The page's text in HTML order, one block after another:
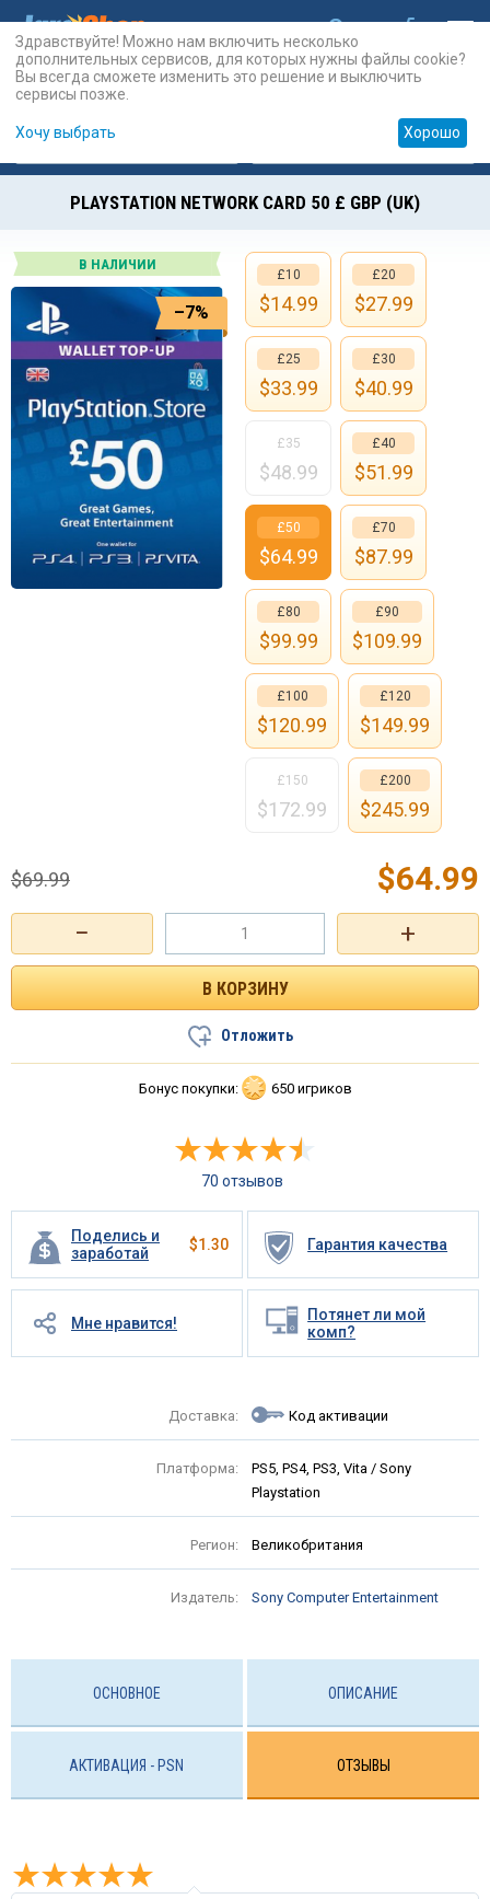
Карты Prepaid
PLAYSTATION NETWORK CARD 50 £ GBP (UK)
В НАЛИЧИИ
–7%
+
−
$64.99
$69.99
Отложить
Бонус покупки: 650 игриков
70 отзывов
Поделись и
заработай
$1.30 Гарантия качества
Мне нравится!
Потянет ли мой
комп?
Доставка: Код активации
Платформа:
PS5, PS4, PS3, Vita / Sony
Playstation
Регион: Великобритания
Издатель: Sony Computer Entertainment
£10
$14.99
£20
$27.99
£25
$33.99
£30
$40.99
£35
$48.99
£40
$51.99
£50
$64.99
£70
$87.99
£80
$99.99
£90
$109.99
£100
$120.99
£120
$149.99
£150
$172.99
£200
$245.99
ОСНОВНОЕ ОПИСАНИЕ
АКТИВАЦИЯ - PSN ОТЗЫВЫ
Здравствуйте! Можно нам включить несколько
дополнительных сервисов, для которых нужны файлы cookie?
Вы всегда сможете изменить это решение и выключить
сервисы позже.
Хочу выбрать Хорошо